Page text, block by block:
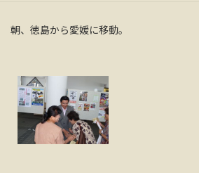
朝、徳島から愛媛に移動。